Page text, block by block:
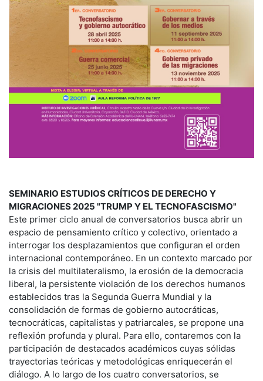
SEMINARIO ESTUDIOS CRÍTICOS DE DERECHO Y
MIGRACIONES 2025 "TRUMP Y EL TECNOFASCISMO"
Este primer ciclo anual de conversatorios busca abrir un
espacio de pensamiento crítico y colectivo, orientado a
interrogar los desplazamientos que configuran el orden
internacional contemporáneo. En un contexto marcado por
la crisis del multilateralismo, la erosión de la democracia
liberal, la persistente violación de los derechos humanos
establecidos tras la Segunda Guerra Mundial y la
consolidación de formas de gobierno autocráticas,
tecnocráticas, capitalistas y patriarcales, se propone una
reflexión profunda y plural. Para ello, contaremos con la
participación de destacados académicos cuyas sólidas
trayectorias teóricas y metodológicas enriquecerán el
diálogo. A lo largo de los cuatro conversatorios, se